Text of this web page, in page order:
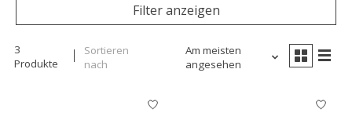
Filter anzeigen
3
Produkte
Sortieren
nach
Am meisten
angesehen